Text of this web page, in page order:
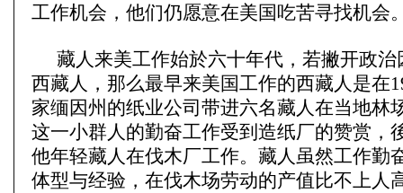
工作机会，他们仍愿意在美国吃苦寻找机会
藏人来美工作始於六十年代，若撇开政
西藏人，那么最早来美国工作的西藏人是在
家缅因州的纸业公司带进六名藏人在当地林
这一小群人的勤奋工作受到造纸厂的赞赏，
他年轻藏人在伐木厂工作。藏人虽然工作勤
体型与经验，在伐木场劳动的产值比不上人